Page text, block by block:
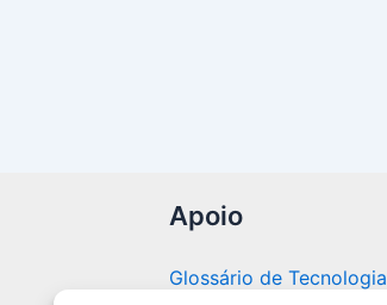
Apoio
Glossário de Tecnologia